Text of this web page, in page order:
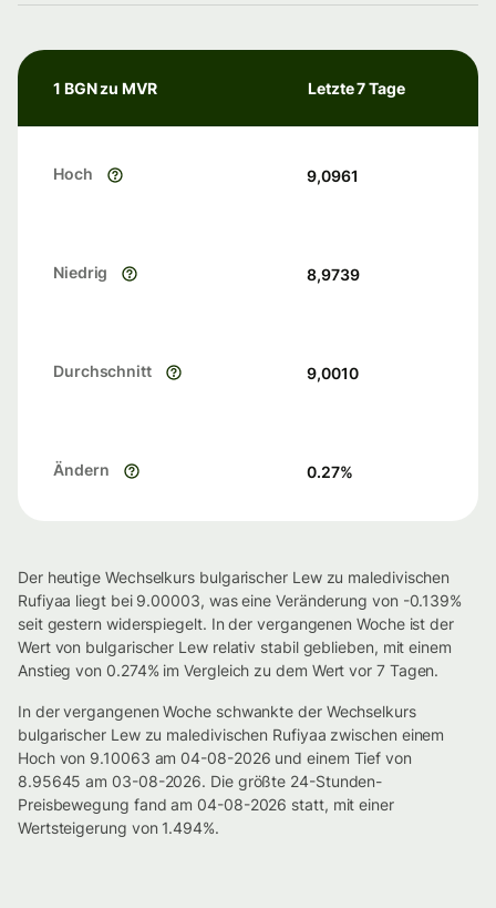
1 BGN zu MVR Letzte 7 Tage
Hoch 9,0961
Niedrig 8,9739
Durchschnitt 9,0010
Ändern 0.27%
Der heutige Wechselkurs bulgarischer Lew zu maledivischen
Rufiyaa liegt bei 9.00003, was eine Veränderung von -0.139%
seit gestern widerspiegelt. In der vergangenen Woche ist der
Wert von bulgarischer Lew relativ stabil geblieben, mit einem
Anstieg von 0.274% im Vergleich zu dem Wert vor 7 Tagen.
In der vergangenen Woche schwankte der Wechselkurs
bulgarischer Lew zu maledivischen Rufiyaa zwischen einem
Hoch von 9.10063 am 04-08-2026 und einem Tief von
8.95645 am 03-08-2026. Die größte 24-Stunden-
Preisbewegung fand am 04-08-2026 statt, mit einer
Wertsteigerung von 1.494%.